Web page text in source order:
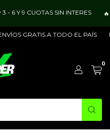
CUOTAS SIN INTERES 🔥 25%
GRATIS A TODO EL PAÍS ENVÍO
0